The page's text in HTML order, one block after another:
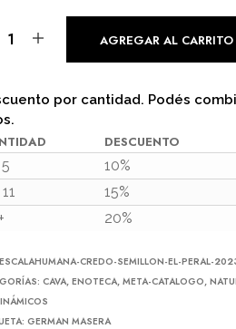
AGREGAR AL CARRITO
por cantidad. Podés
DESCUENTO
10%
15%
20%
ESCALAHUMANA-CREDO-SEMILLON-EL-PERAL-
CAVA,ENOTECA,META-CATALOGO,
GERMAN MASERA